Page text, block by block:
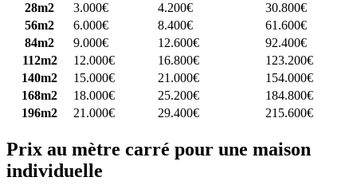
28m2
3.000€ 4.200€
30.800€
56m2
6.000€ 8.400€
61.600€
84m2
9.000€ 12.600€
92.400€
112m2
12.000€ 16.800€
123.200€
140m2
15.000€ 21.000€
154.000€
168m2
18.000€ 25.200€
184.800€
196m2
21.000€ 29.400€ 215.600€
Prix au mètre carré pour une maison
individuelle